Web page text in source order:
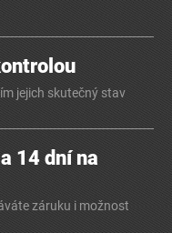
jejich skutečný stav
14 dní na
záruku i možnost